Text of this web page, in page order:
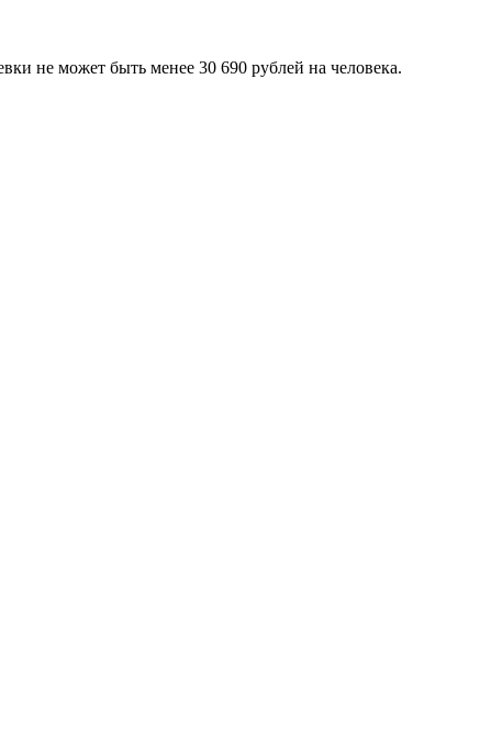
не может быть менее 30 690 рублей на человека.